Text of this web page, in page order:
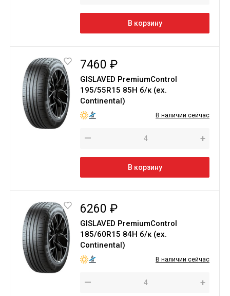
В корзину
7460 ₽
GISLAVED PremiumControl
195/55R15 85H б/к (ex.
Continental)
В наличии сейчас
— +
В корзину
6260 ₽
GISLAVED PremiumControl
185/60R15 84H б/к (ex.
Continental)
В наличии сейчас
— +